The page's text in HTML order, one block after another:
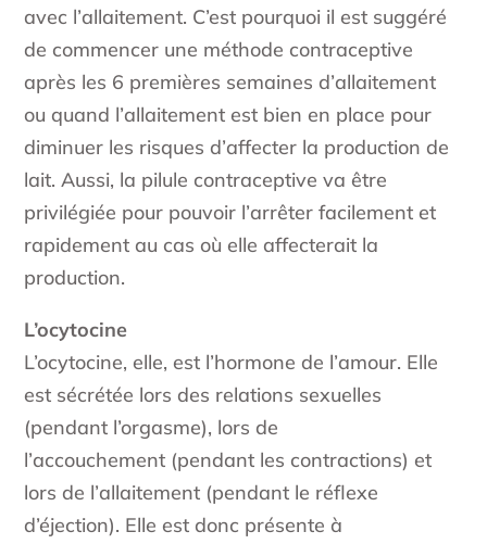
avec l’allaitement. C’est pourquoi il est suggéré
de commencer une méthode contraceptive
après les 6 premières semaines d’allaitement
ou quand l’allaitement est bien en place pour
diminuer les risques d’affecter la production de
lait. Aussi, la pilule contraceptive va être
privilégiée pour pouvoir l’arrêter facilement et
rapidement au cas où elle affecterait la
production.
L’ocytocine
L’ocytocine, elle, est l’hormone de l’amour. Elle
est sécrétée lors des relations sexuelles
(pendant l’orgasme), lors de
l’accouchement (pendant les contractions) et
lors de l’allaitement (pendant le réflexe
d’éjection). Elle est donc présente à